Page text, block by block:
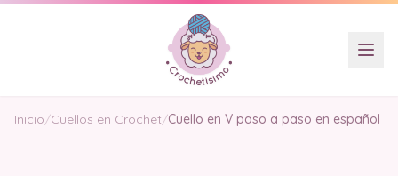
Inicio/Cuellos en Crochet/Cuello en V paso a paso en español